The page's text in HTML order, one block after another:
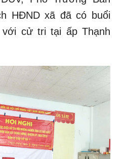
HĐND xã đã có buổi
cử tri tại ấp Thạnh